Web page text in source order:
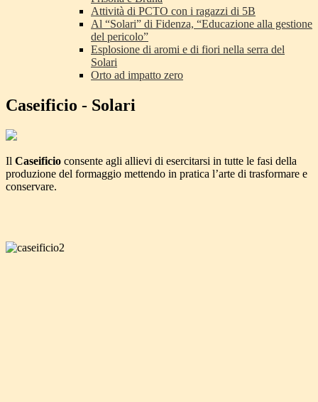
Attività di PCTO con i ragazzi di 5B
Al “Solari” di Fidenza, “Educazione alla gestione
del pericolo”
Esplosione di aromi e di fiori nella serra del
Solari
Orto ad impatto zero
Caseificio - Solari
Il Caseificio consente agli allievi di esercitarsi in tutte le fasi della
produzione del formaggio mettendo in pratica l’arte di trasformare e
conservare.